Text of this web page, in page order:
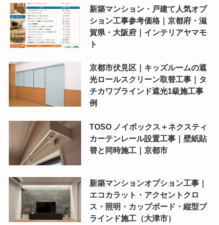
新築マンション・戸建て人気オプ
ション工事参考価格｜京都府・滋
賀県・大阪府｜インテリアヤマモ
ト
京都市伏見区｜キッズルームの遮
光ロールスクリーン取替工事｜タ
チカワブラインド遮光1級施工事
例
TOSO ノイボックス＋ネクスティ
カーテンレール設置工事｜壁紙貼
替と同時施工｜京都市
新築マンションオプション工事｜
エコカラット・アクセントクロ
ス・照明・カップボード・縦型ブ
ラインド施工（大津市）